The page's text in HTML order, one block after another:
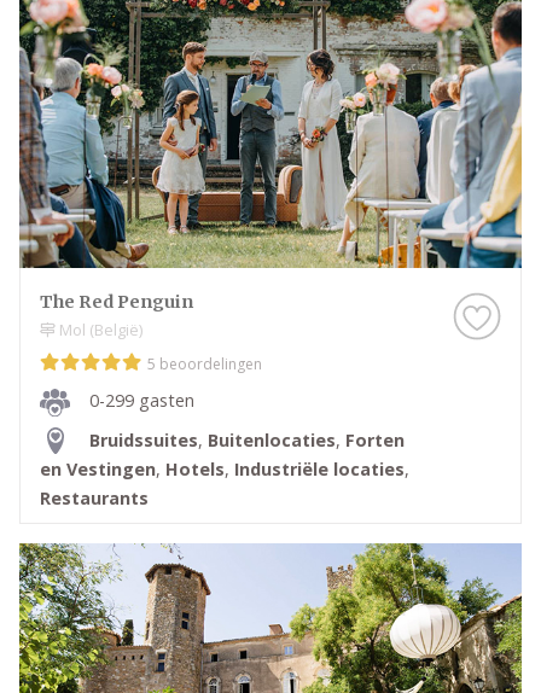
The Red Penguin
Mol (België)
5 beoordelingen
0-299 gasten
Bruidssuites, Buitenlocaties, Forten
en Vestingen, Hotels, Industriële locaties,
Restaurants